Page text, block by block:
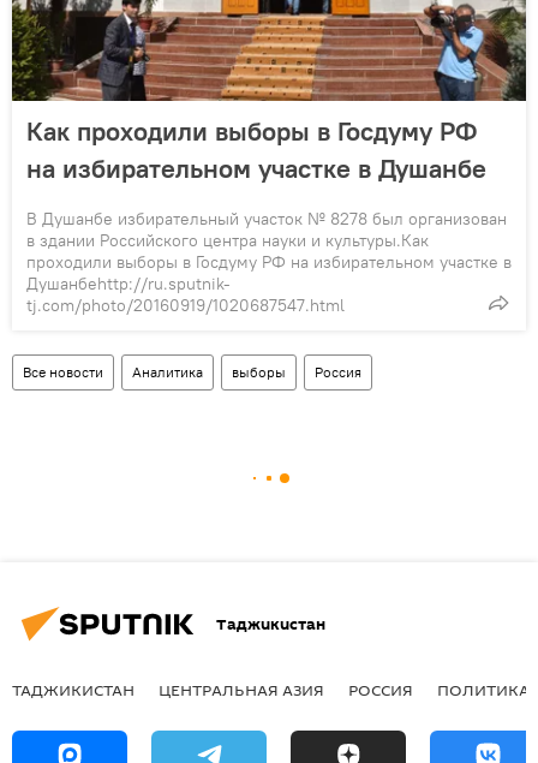
Как проходили выборы в Госдуму РФ
на избирательном участке в Душанбе
В Душанбе избирательный участок № 8278 был организован
в здании Российского центра науки и культуры.Как
проходили выборы в Госдуму РФ на избирательном участке в
Душанбеhttp://ru.sputnik-
tj.com/photo/20160919/1020687547.html
Все новости Аналитика выборы Россия
Таджикистан
ТАДЖИКИСТАН ЦЕНТРАЛЬНАЯ АЗИЯ РОССИЯ ПОЛИТИКА